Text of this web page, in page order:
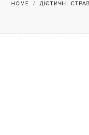
HOME / ДІЄТИЧНІ